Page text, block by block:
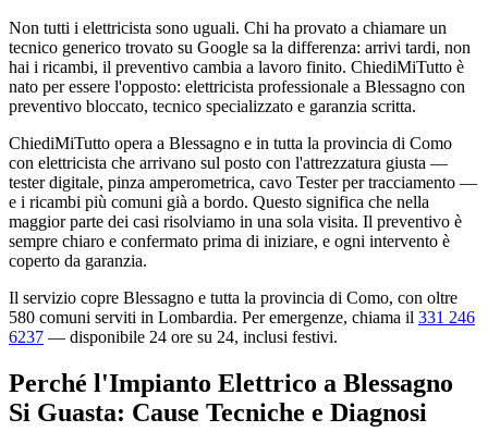
Non tutti i elettricista sono uguali. Chi ha provato a chiamare un
tecnico generico trovato su Google sa la differenza: arrivi tardi, non
hai i ricambi, il preventivo cambia a lavoro finito. ChiediMiTutto è
nato per essere l'opposto: elettricista professionale a Blessagno con
preventivo bloccato, tecnico specializzato e garanzia scritta.
ChiediMiTutto opera a Blessagno e in tutta la provincia di Como
con elettricista che arrivano sul posto con l'attrezzatura giusta —
tester digitale, pinza amperometrica, cavo Tester per tracciamento —
e i ricambi più comuni già a bordo. Questo significa che nella
maggior parte dei casi risolviamo in una sola visita. Il preventivo è
sempre chiaro e confermato prima di iniziare, e ogni intervento è
coperto da garanzia.
Il servizio copre Blessagno e tutta la provincia di Como, con oltre
580 comuni serviti in Lombardia. Per emergenze, chiama il 331 246
6237 — disponibile 24 ore su 24, inclusi festivi.
Perché l'Impianto Elettrico a Blessagno
Si Guasta: Cause Tecniche e Diagnosi